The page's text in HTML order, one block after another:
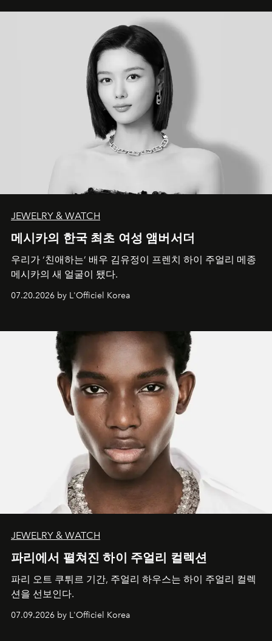
JEWELRY & WATCH
메시카의 한국 최초 여성 앰버서더
우리가 ‘친애하는’ 배우 김유정이 프렌치 하이 주얼리 메종
메시카의 새 얼굴이 됐다.
07.20.2026 by L'Officiel Korea
JEWELRY & WATCH
파리에서 펼쳐진 하이 주얼리 컬렉션
파리 오트 쿠튀르 기간, 주얼리 하우스는 하이 주얼리 컬렉
션을 선보인다.
07.09.2026 by L'Officiel Korea